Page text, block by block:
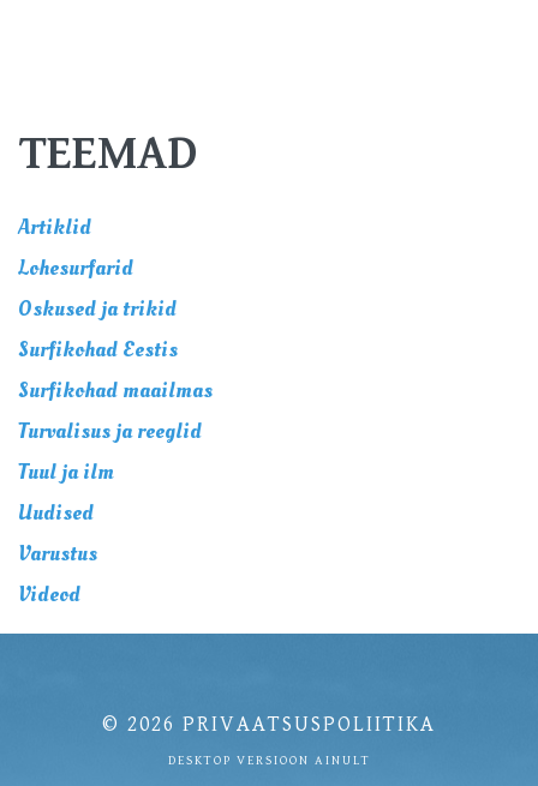
TEEMAD
Artiklid
Lohesurfarid
Oskused ja trikid
Surfikohad Eestis
Surfikohad maailmas
Turvalisus ja reeglid
Tuul ja ilm
Uudised
Varustus
Videod
© 2026 PRIVAATSUSPOLIITIKA
DESKTOP VERSIOON AINULT